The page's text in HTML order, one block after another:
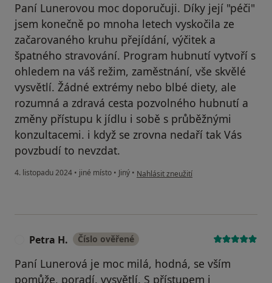
Paní Lunerovou moc doporučuji. Díky její "péči"
jsem konečně po mnoha letech vyskočila ze
začarovaného kruhu přejídání, výčitek a
špatného stravování. Program hubnutí vytvoří s
ohledem na váš režim, zaměstnání, vše skvělé
vysvětlí. Žádné extrémy nebo blbé diety, ale
rozumná a zdravá cesta pozvolného hubnutí a
změny přístupu k jídlu i sobě s průběžnými
konzultacemi. i když se zrovna nedaří tak Vás
povzbudí to nevzdat.
4. listopadu 2024 • jiné místo • Jiný • podle názoru uživatele Blanka
Nahlásit zneužití
Petra H. Číslo ověřené
Paní Lunerová je moc milá, hodná, se vším
pomůže, poradí, vysvětlí. S přístupem i